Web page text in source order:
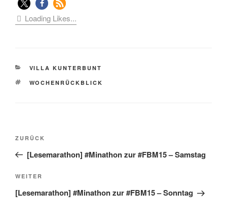
Loading Likes...
KATEGORIEN
VILLA KUNTERBUNT
SCHLAGWÖRTER
WOCHENRÜCKBLICK
Beitragsnavigation
Vorheriger
Beitrag
ZURÜCK
[Lesemarathon] #Minathon zur #FBM15 – Samstag
Nächster
Beitrag
WEITER
[Lesemarathon] #Minathon zur #FBM15 – Sonntag